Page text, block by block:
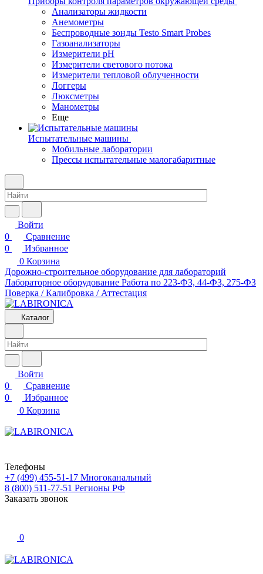
Анализаторы жидкости
Анемометры
Беспроводные зонды Testo Smart Probes
Газоанализаторы
Измерители pH
Измерители светового потока
Измерители тепловой облученности
Логгеры
Люксметры
Манометры
Еще
Испытательные машины
Мобильные лаборатории
Прессы испытательные малогабаритные
Войти
0
Сравнение
0
Избранное
0 Корзина
Дорожно-строительное оборудование для лабораторий
Лабораторное оборудование Работа по 223-ФЗ, 44-ФЗ, 275-ФЗ
Поверка / Калибровка / Аттестация
Каталог
Войти
0
Сравнение
0
Избранное
0 Корзина
Телефоны
+7 (499) 455-51-17 Многоканальный
8 (800) 511-77-51 Регионы РФ
Заказать звонок
0